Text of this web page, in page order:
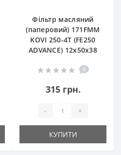
Фільтр масляний
(паперовий) 171FMM
KOVI 250-4T (FE250
ADVANCE) 12х50х38
0
315 грн.
- +
КУПИТИ